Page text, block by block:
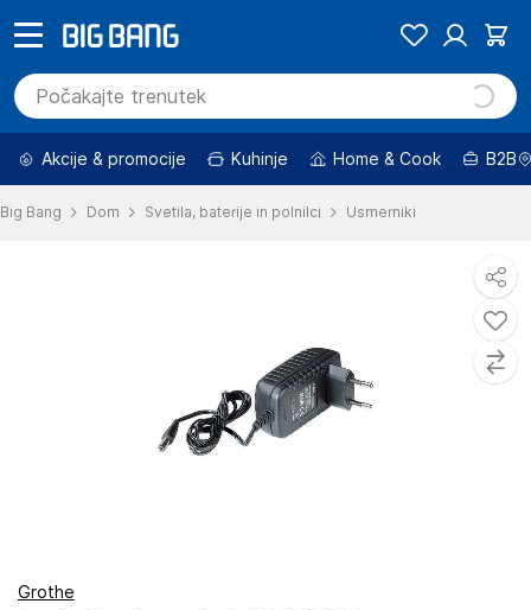
Akcije & promocije Kuhinje Home & Cook B2B
Big Bang Dom Svetila, baterije in polnilci Usmerniki
Grothe